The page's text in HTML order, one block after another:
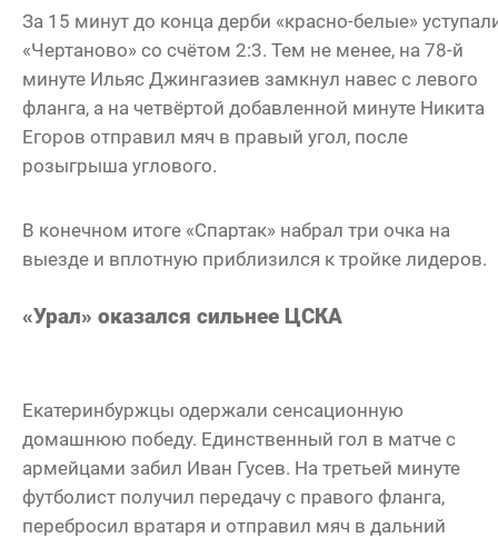
За 15 минут до конца дерби «красно-белые»
«Чертаново» со счётом 2:3. Тем не менее, на 78-й
минуте Ильяс Джингазиев замкнул навес с левого
фланга, а на четвёртой добавленной минуте Никита
Егоров отправил мяч в правый угол, после
розыгрыша углового.
В конечном итоге «Спартак» набрал три очка на
выезде и вплотную приблизился к тройке лидеров.
«Урал» оказался сильнее ЦСКА
Екатеринбуржцы одержали сенсационную
домашнюю победу. Единственный гол в матче с
армейцами забил Иван Гусев. На третьей минуте
футболист получил передачу с правого фланга,
перебросил вратаря и отправил мяч в дальний